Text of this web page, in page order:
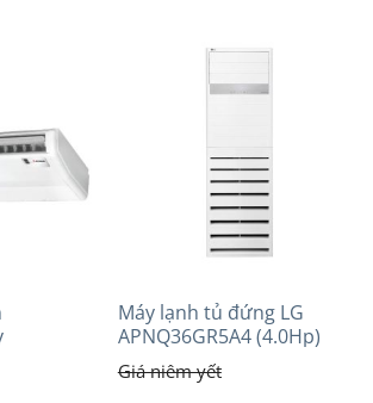
Cao cấp
Máy lạnh tủ đứng LG
APNQ36GR5A4 (4.0Hp)
inverter